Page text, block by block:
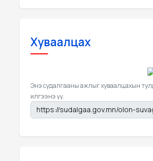
Хуваалцах
Энэ судалгааны ажлыг хуваалцахын
илгээнэ үү.